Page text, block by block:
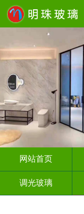
网站首页
调光玻璃